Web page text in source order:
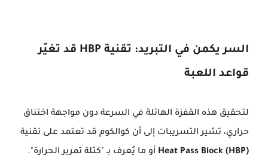
السر يكمن في التبريد: تقنية HBP قد تغيّر
قواعد اللعبة
لتحقيق هذه القفزة الهائلة في السرعة دون مواجهة اختناق
حراري، تشير التسريبات إلى أن كوالكوم قد تعتمد على تقنية
Heat Pass Block (HBP) أو ما يُعرف بـ "كتلة تمرير الحرارة".